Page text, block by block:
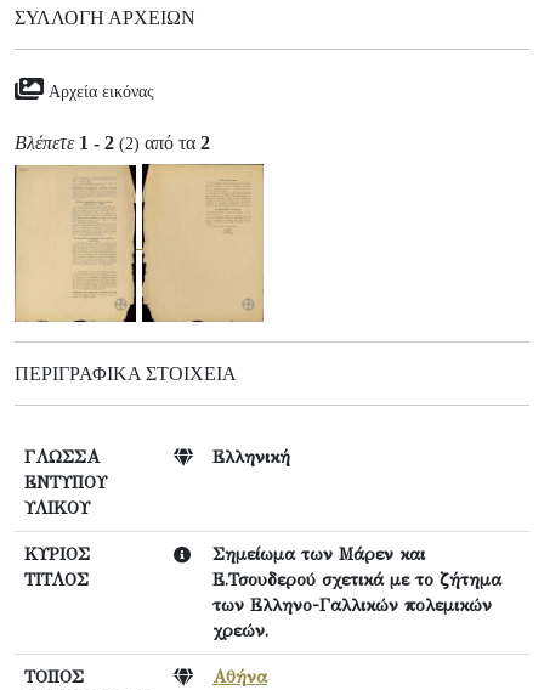
ΣΥΛΛΟΓΉ ΑΡΧΕΊΩΝ
Αρχεία εικόνας
Βλέπετε 1 - 2 (2) από τα 2
ΠΕΡΙΓΡΑΦΙΚΆ ΣΤΟΙΧΕΊΑ
ΓΛΩΣΣΑ
ΕΝΤΥΠΟΥ
ΥΛΙΚΟΥ
Ελληνική
ΚΥΡΙΟΣ
ΤΙΤΛΟΣ
Σημείωμα των Μάρεν και
Ε.Τσουδερού σχετικά με το ζήτημα
των Ελληνο-Γαλλικών πολεμικών
χρεών.
ΤΟΠΟΣ
Αθήνα